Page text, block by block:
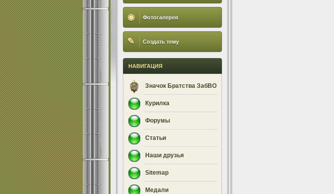
◉ Фотогалерея
✎ Создать тему
НАВИГАЦИЯ
Значок Братства ЗабВО
Курилка
Форумы
Статьи
Наши друзья
Sitemap
Медали